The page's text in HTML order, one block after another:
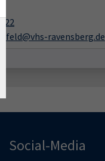
22
ravensberg.de
Social-Media